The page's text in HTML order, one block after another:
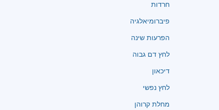
חרדות
פיברומיאלגיה
הפרעות שינה
לחץ דם גבוה
דיכאון
לחץ נפשי
מחלת קרוהן